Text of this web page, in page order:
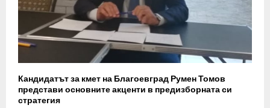
Кандидатът за кмет на Благоевград Румен Томов
представи основните акценти в предизборната си
стратегия